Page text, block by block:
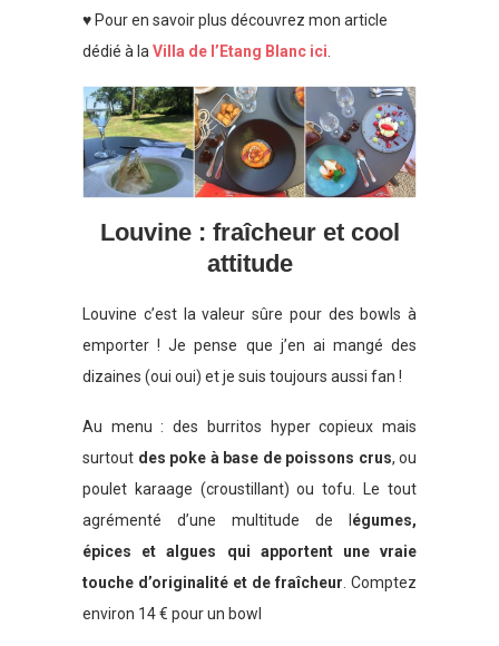
♥ Pour en savoir plus découvrez mon article
dédié à laVilla de l’Etang Blanc ici.
Louvine : fraîcheur et cool
attitude
Louvine c’est la valeur sûre pour des bowls à
emporter ! Je pense que j’en ai mangé des
dizaines (oui oui) et je suis toujours aussi fan !
Au menu : des burritos hyper copieux mais
surtout des poke à base de poissons crus, ou
poulet karaage (croustillant) ou tofu. Le tout
agrémenté d’une multitude de l égumes,
épices et algues qui apportent une vraie
touche d’originalité et de fraîcheur . Comptez
environ 14 € pour un bowl